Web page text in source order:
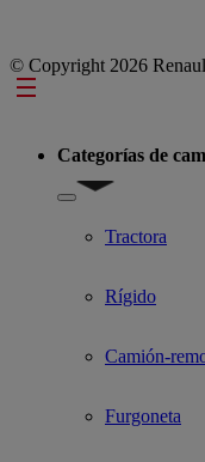
© Copyright 2026
Footer
Categorías de
Show submenu for
Tractora
Rígido
Camión-
Furgoneta